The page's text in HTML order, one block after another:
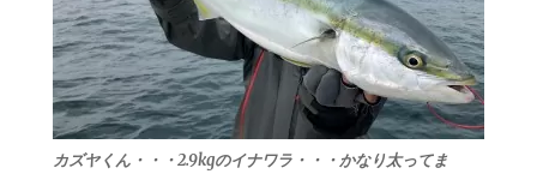
カズヤくん・・・2.9kgのイナワラ・・・かなり太ってま